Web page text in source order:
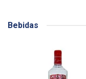
Bebidas